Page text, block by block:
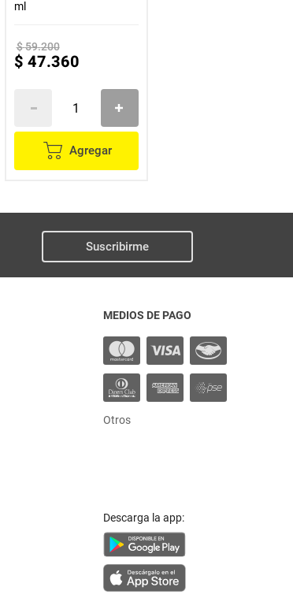
ml
$59.200
$ 47.360
Agregar
Suscribirme
MEDIOS DE PAGO
Otros
Descarga la app: